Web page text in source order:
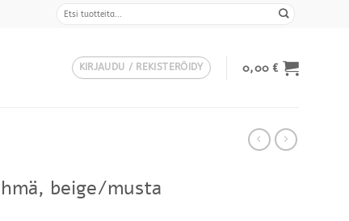
KIRJAUDU / REKISTERÖIDY 0,00€
beige/musta